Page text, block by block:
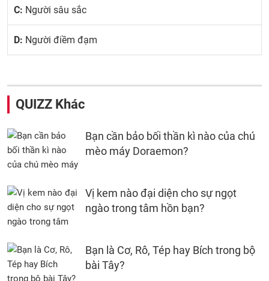
C: Người sâu sắc
D: Người điềm đạm
QUIZZ Khác
Bạn cần bảo bối thần kì nào của chú
mèo máy Doraemon?
Vị kem nào đại diện cho sự ngọt
ngào trong tâm hồn bạn?
Bạn là Cơ, Rô, Tép hay Bích trong bộ
bài Tây?